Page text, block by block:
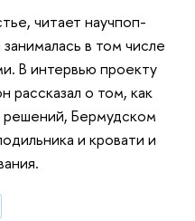
читает научпоп-
в том числе
В интервью проекту
о том, как
Бермудском
и кровати и